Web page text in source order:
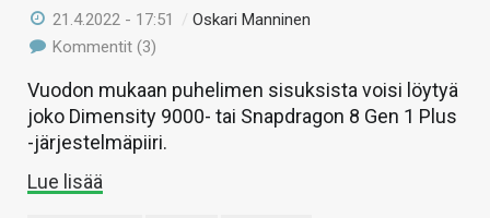
21.4.2022 - 17:51 /Oskari Manninen
Kommentit (3)
Vuodon mukaan puhelimen sisuksista voisi löytyä
joko Dimensity 9000- tai Snapdragon 8 Gen 1 Plus
-järjestelmäpiiri.
Lue lisää